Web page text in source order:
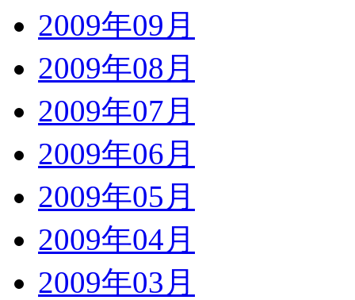
2009年09月
2009年08月
2009年07月
2009年06月
2009年05月
2009年04月
2009年03月